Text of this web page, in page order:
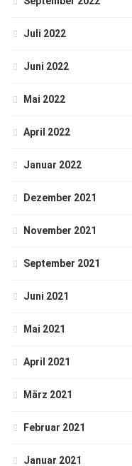
Juli 2022
Juni 2022
Mai 2022
April 2022
Januar 2022
Dezember 2021
November 2021
September 2021
Juni 2021
Mai 2021
April 2021
März 2021
Februar 2021
Januar 2021